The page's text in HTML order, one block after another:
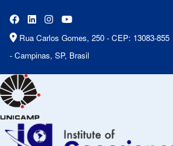
Rua Carlos Gomes, 250 - CEP: 13083-855
- Campinas, SP, Brasil